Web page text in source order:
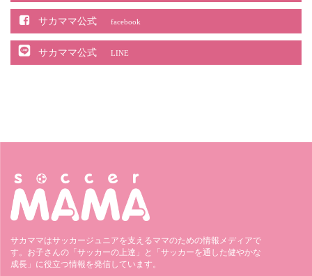
サカママ公式 facebook
サカママ公式 LINE
サカママはサッカージュニアを支えるママのための情報メディアで
す。お子さんの「サッカーの上達」と「サッカーを通した健やかな
成長」に役立つ情報を発信しています。